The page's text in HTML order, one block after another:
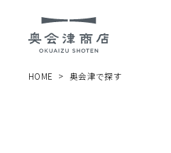
HOME 奥会津で探す